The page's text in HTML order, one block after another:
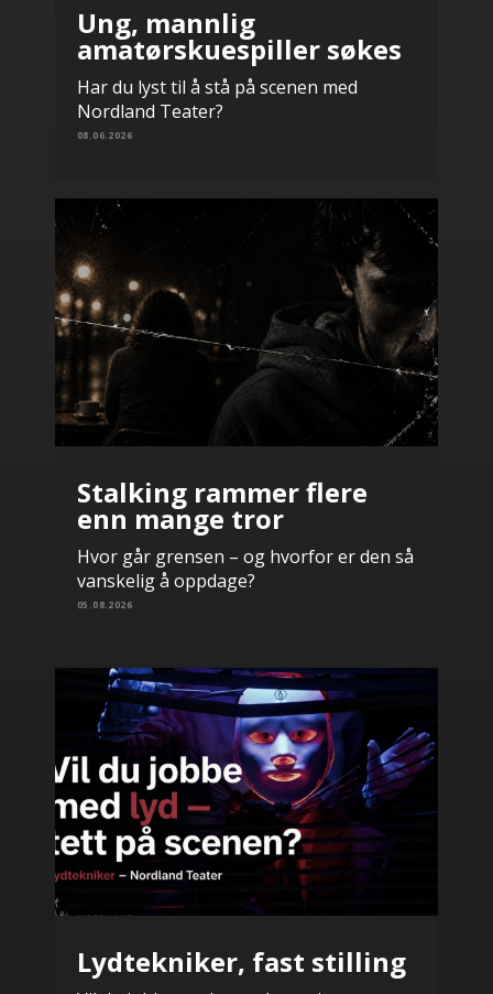
Ung, mannlig
amatørskuespiller søkes
Har du lyst til å stå på scenen med
Nordland Teater?
08.06.2026
Stalking rammer flere
enn mange tror
Hvor går grensen – og hvorfor er den så
vanskelig å oppdage?
05.08.2026
Lydtekniker, fast stilling